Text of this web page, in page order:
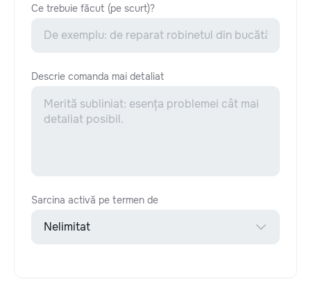
Ce trebuie făcut (pe scurt)?
Descrie comanda mai detaliat
Sarcina activă pe termen de